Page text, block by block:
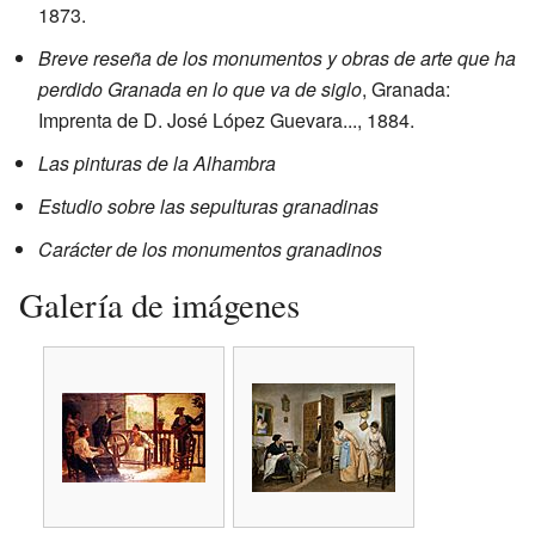
1873.
Breve reseña de los monumentos y obras de arte que ha
perdido Granada en lo que va de siglo, Granada:
Imprenta de D. José López Guevara..., 1884.
Las pinturas de la Alhambra
Estudio sobre las sepulturas granadinas
Carácter de los monumentos granadinos
Galería de imágenes